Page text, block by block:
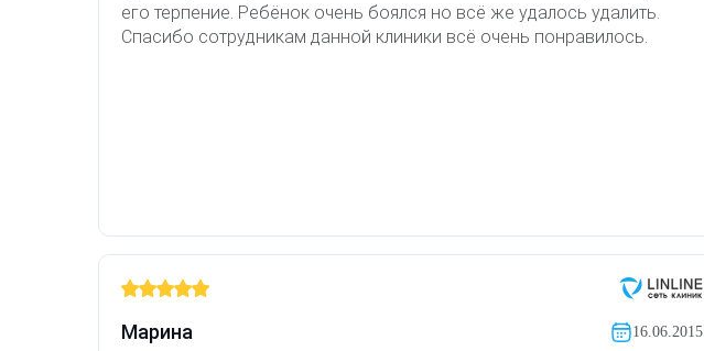
его терпение. Ребёнок очень боялся но всё же удалось удалить.
Спасибо сотрудникам данной клиники всё очень понравилось.
Марина 16.06.2015
Лазерное омоложение груди